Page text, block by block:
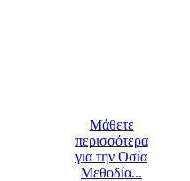
Μάθετε
περισσότερα
για την Οσία
Μεθοδία...